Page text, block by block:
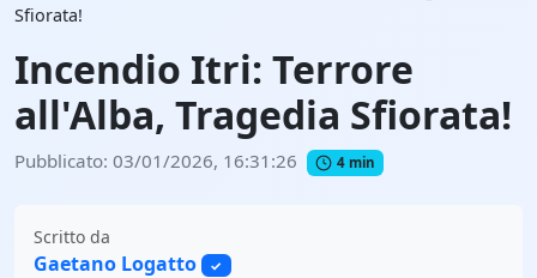
Sfiorata!
Incendio Itri: Terrore
all'Alba, Tragedia Sfiorata!
Pubblicato: 03/01/2026, 16:31:26 4 min
Scritto da
Gaetano Logatto ✓